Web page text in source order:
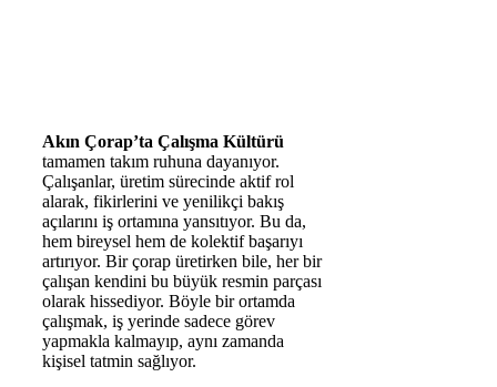
Akın Çorap’ta Çalışma Kültürü
tamamen takım ruhuna dayanıyor.
Çalışanlar, üretim sürecinde aktif rol
alarak, fikirlerini ve yenilikçi bakış
açılarını iş ortamına yansıtıyor. Bu da,
hem bireysel hem de kolektif başarıyı
artırıyor. Bir çorap üretirken bile, her bir
çalışan kendini bu büyük resmin parçası
olarak hissediyor. Böyle bir ortamda
çalışmak, iş yerinde sadece görev
yapmakla kalmayıp, aynı zamanda
kişisel tatmin sağlıyor.